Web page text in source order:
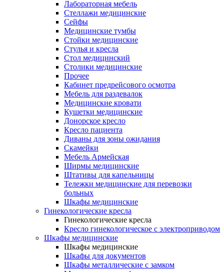
Лабораторная мебель
Стеллажи медицинские
Сейфы
Медицинские тумбы
Стойки медицинские
Cтулья и кресла
Стол медицинский
Столики медицинские
Прочее
Кабинет предрейсового осмотра
Мебель для раздевалок
Медицинские кровати
Кушетки медицинские
Донорское кресло
Кресло пациента
Диваны для зоны ожидания
Скамейки
Мебель Армейская
Ширмы медицинские
Штативы для капельницы
Тележки медицинские для перевозки
больных
Шкафы медицинские
Гинекологические кресла
Гинекологические кресла
Кресло гинекологическое с электроприводом
Шкафы медицинские
Шкафы медицинские
Шкафы для документов
Шкафы металлические с замком